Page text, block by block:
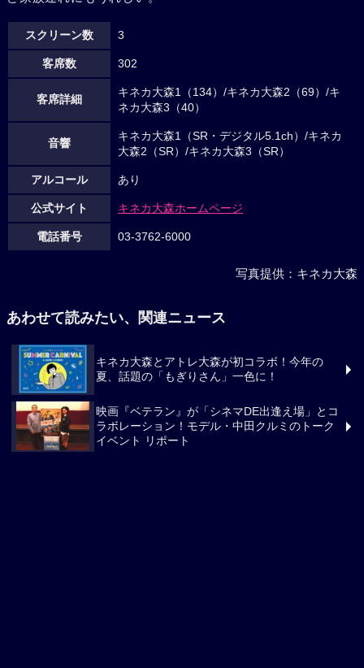
スクリーン数 3
客席数 302
客席詳細
キネカ大森1（134）/キネカ大森2（69）/キ
ネカ大森3（40）
音響
キネカ大森1（SR・デジタル5.1ch）/キネカ
大森2（SR）/キネカ大森3（SR）
アルコール あり
公式サイト キネカ大森ホームページ
電話番号 03-3762-6000
写真提供：キネカ大森
あわせて読みたい、関連ニュース
キネカ大森とアトレ大森が初コラボ！今年の
夏、話題の「もぎりさん」一色に！
映画『ベテラン』が「シネマDE出逢え場」とコ
ラボレーション！モデル・中田クルミのトーク
イベント リポート